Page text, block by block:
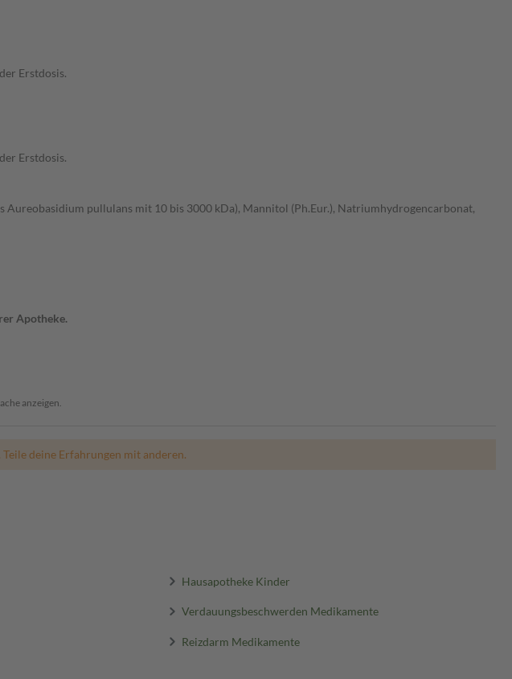
Erstdosis.
Erstdosis.
pullulans mit 10 bis 3000 kDa), Mannitol (Ph.Eur.), Natriumhydrogencarbonat,
Apotheke.
anzeigen.
deine Erfahrungen mit anderen.
Hausapotheke Kinder
Verdauungsbeschwerden Medikamente
Reizdarm Medikamente